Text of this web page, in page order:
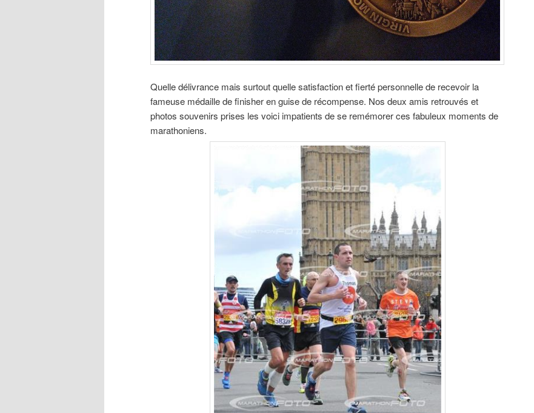
Quelle délivrance mais surtout quelle satisfaction et fierté personnelle de recevoir la
fameuse médaille de finisher en guise de récompense. Nos deux amis retrouvés et
photos souvenirs prises les voici impatients de se remémorer ces fabuleux moments de
marathoniens.